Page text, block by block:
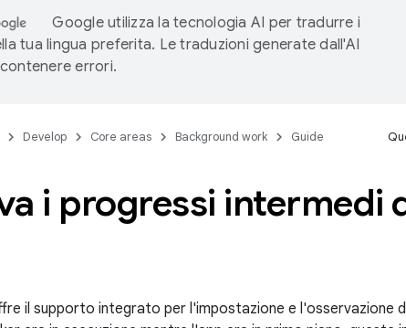
Google utilizza la tecnologia AI per tradurre i
tua lingua preferita. Le traduzioni generate dall'AI
errori.
Develop Core areas Background work Guide
i progressi intermedi
il supporto integrato per l'impostazione e l'osservazione